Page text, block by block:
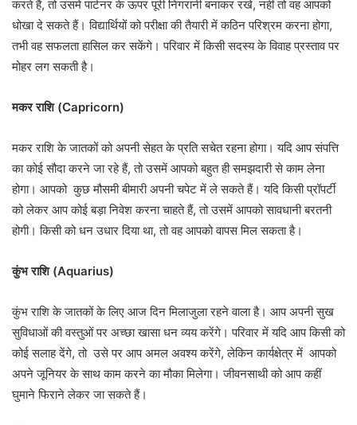
करते हैं, तो उसमें पार्टनर के ऊपर पूरी निगरानी बनाकर रखे, नहीं तो वह आपको
धोखा दे सकते हैं। विद्यार्थियों को परीक्षा की तैयारी में कठिन परिश्रम करना होगा,
तभी वह सफलता हासिल कर सकेंगे। परिवार में किसी सदस्य के विवाह प्रस्ताव पर
मोहर लग सकती है।
मकर राशि (Capricorn)
मकर राशि के जातकों को अपनी सेहत के प्रति सचेत रहना होगा। यदि आप संपत्ति
का कोई सौदा करने जा रहे हैं, तो उसमें आपको बहुत ही समझदारी से काम लेना
होगा। आपको कुछ मौसमी बीमारी अपनी चपेट में ले सकते हैं। यदि किसी प्रॉपर्टी
को लेकर आप कोई बड़ा निवेश करना चाहते हैं, तो उसमें आपको सावधानी बरतनी
होगी। किसी को धन उधार दिया था, तो वह आपको वापस मिल सकता है।
कुंभ राशि (Aquarius)
कुंभ राशि के जातकों के लिए आज दिन मिलाजुला रहने वाला है। आप अपनी सुख
सुविधाओं की वस्तुओं पर अच्छा खासा धन व्यय करेंगे। परिवार में यदि आप किसी को
कोई सलाह देंगे, तो उसे पर आप अमल अवश्य करेंगे, लेकिन कार्यक्षेत्र में आपको
अपने जूनियर के साथ काम करने का मौका मिलेगा। जीवनसाथी को आप कहीं
घुमाने फिराने लेकर जा सकते हैं।